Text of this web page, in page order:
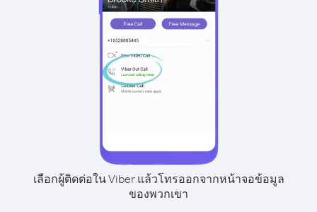
เลือกผู้ติดต่อใน Viber แล้วโทรออกจากหน้าจอข้อมูล
ของพวกเขา